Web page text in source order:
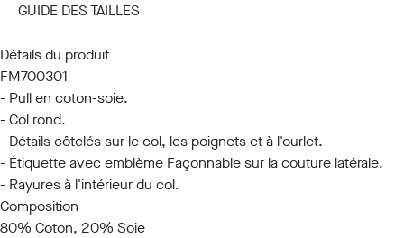
GUIDE DES TAILLES
Détails du produit
FM700301
- Pull en coton-soie.
- Col rond.
- Détails côtelés sur le col, les poignets et à l'ourlet.
- Étiquette avec emblème Façonnable sur la couture latérale.
- Rayures à l'intérieur du col.
Composition
80% Coton, 20% Soie